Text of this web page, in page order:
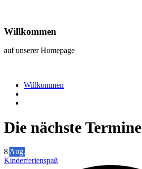
Willkommen
auf unserer Homepage
Willkommen
Die nächste Termine
8 Aug.
Kinderferienspaß